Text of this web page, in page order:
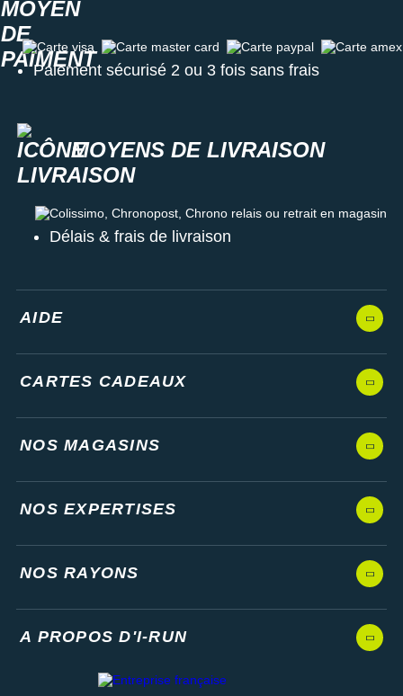
Carte visa Carte master card Carte paypal Carte amex
Paiement sécurisé 2 ou 3 fois sans frais
MOYENS DE LIVRAISON
Colissimo, Chronopost, Chrono relais ou retrait en magasin
Délais & frais de livraison
AIDE
CARTES CADEAUX
NOS MAGASINS
NOS EXPERTISES
NOS RAYONS
A PROPOS D'I-RUN